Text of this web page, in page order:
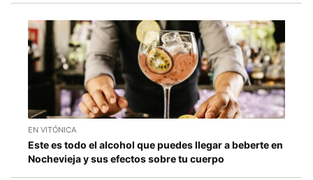
EN VITÓNICA
Este es todo el alcohol que puedes llegar a beberte en
Nochevieja y sus efectos sobre tu cuerpo